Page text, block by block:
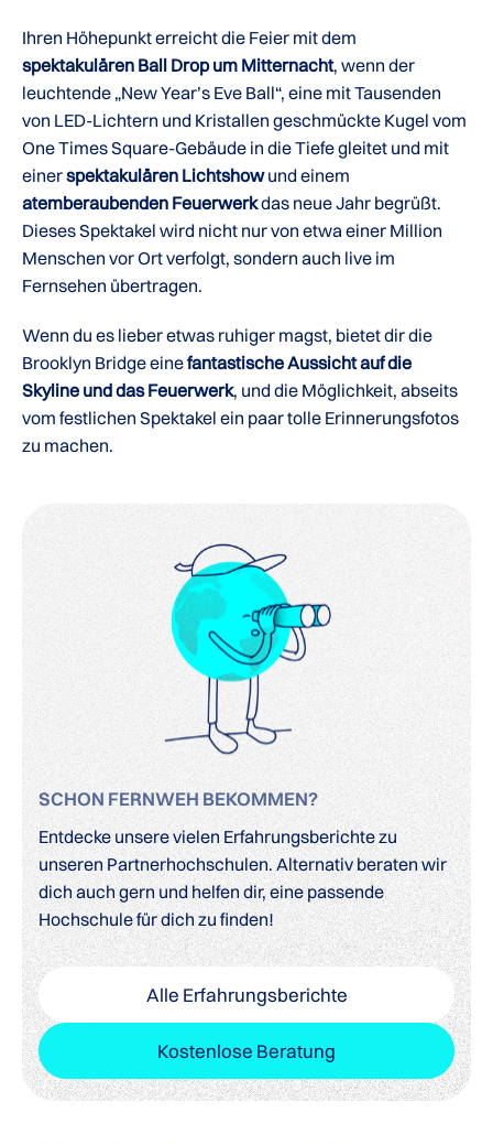
Ihren Höhepunkt erreicht die Feier mit dem
spektakulären Ball Drop um Mitternacht, wenn der
leuchtende „New Year’s Eve Ball“, eine mit Tausenden
von LED-Lichtern und Kristallen geschmückte Kugel vom
One Times Square-Gebäude in die Tiefe gleitet und mit
einerspektakulären Lichtshowund einem
atemberaubenden Feuerwerkdas neue Jahr begrüßt.
Dieses Spektakel wird nicht nur von etwa einer Million
Menschen vor Ort verfolgt, sondern auch live im
Fernsehen übertragen.
Wenn du es lieber etwas ruhiger magst, bietet dir die
Brooklyn Bridge einefantastische Aussicht auf die
Skyline und das Feuerwerk, und die Möglichkeit, abseits
vom festlichen Spektakel ein paar tolle Erinnerungsfotos
zu machen.
SCHON FERNWEH BEKOMMEN?
Entdecke unsere vielen Erfahrungsberichte zu
unseren Partnerhochschulen. Alternativ beraten wir
dich auch gern und helfen dir, eine passende
Hochschule für dich zu finden!
Alle Erfahrungsberichte
Kostenlose Beratung